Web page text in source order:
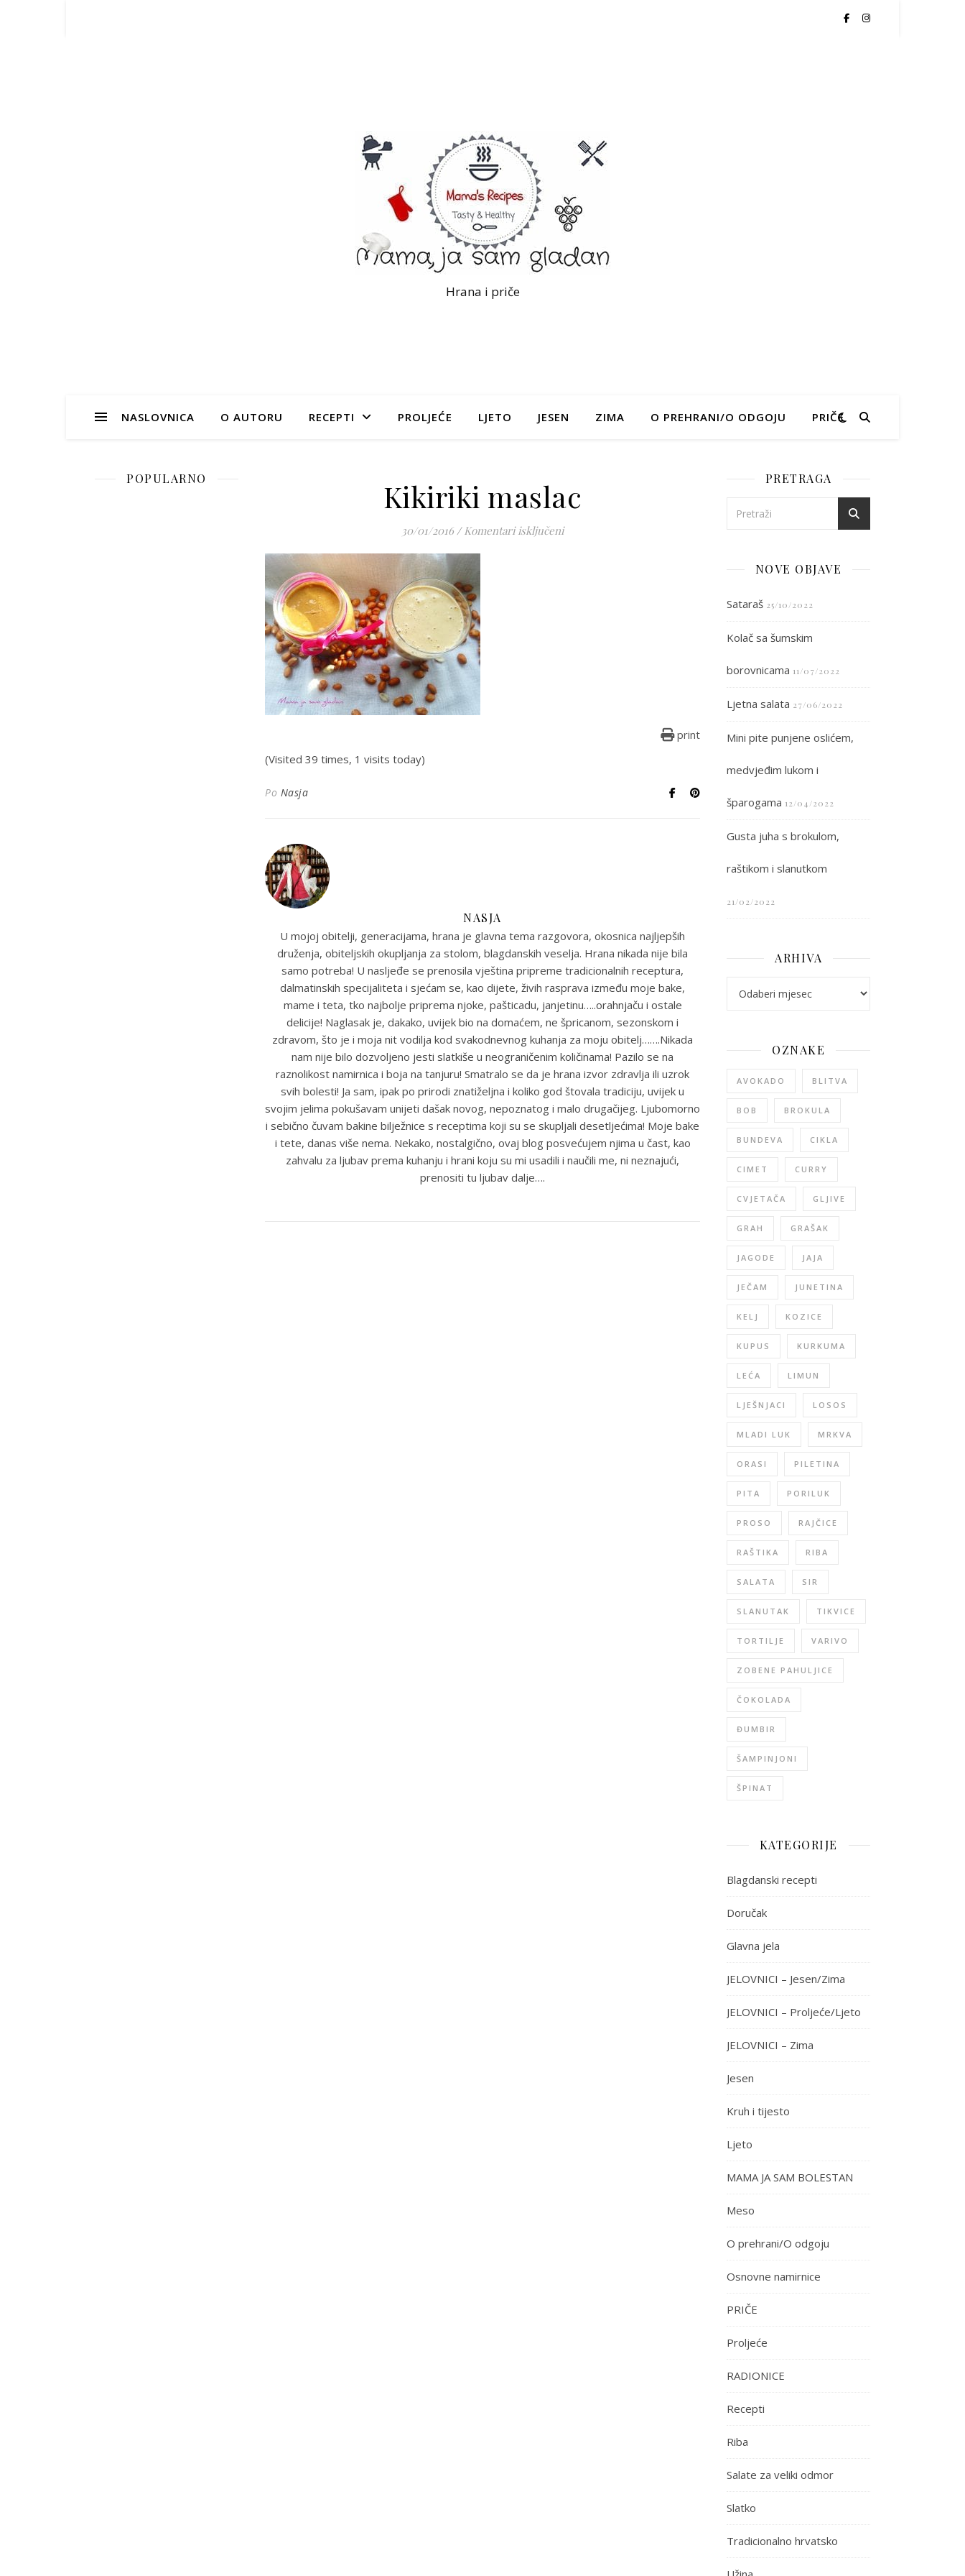
Hrana i priče
NASLOVNICA O AUTORU RECEPTI PROLJEĆE LJETO JESEN ZIMA O PREHRANI/O ODGOJU PRIČE
POPULARNO Kikiriki maslac
30/01/2016 / Komentari isključeniza Kikiriki maslac
print
(Visited 39 times, 1 visits today)
Po Nasja
NASJA
U mojoj obitelji, generacijama, hrana je glavna tema razgovora, okosnica najljepših
druženja, obiteljskih okupljanja za stolom, blagdanskih veselja. Hrana nikada nije bila
samo potreba! U nasljeđe se prenosila vještina pripreme tradicionalnih receptura,
dalmatinskih specijaliteta i sjećam se, kao dijete, živih rasprava između moje bake,
mame i teta, tko najbolje priprema njoke, pašticadu, janjetinu…..orahnjaču i ostale
delicije! Naglasak je, dakako, uvijek bio na domaćem, ne špricanom, sezonskom i
zdravom, što je i moja nit vodilja kod svakodnevnog kuhanja za moju obitelj…….Nikada
nam nije bilo dozvoljeno jesti slatkiše u neograničenim količinama! Pazilo se na
raznolikost namirnica i boja na tanjuru! Smatralo se da je hrana izvor zdravlja ili uzrok
svih bolesti! Ja sam, ipak po prirodi znatiželjna i koliko god štovala tradiciju, uvijek u
svojim jelima pokušavam unijeti dašak novog, nepoznatog i malo drugačijeg. Ljubomorno
i sebično čuvam bakine bilježnice s receptima koji su se skupljali desetljećima! Moje bake
i tete, danas više nema. Nekako, nostalgično, ovaj blog posvećujem njima u čast, kao
zahvalu za ljubav prema kuhanju i hrani koju su mi usadili i naučili me, ni neznajući,
prenositi tu ljubav dalje….
PRETRAGA
NOVE OBJAVE
Sataraš 25/10/2022
Kolač sa šumskim
borovnicama 11/07/2022
Ljetna salata 27/06/2022
Mini pite punjene oslićem,
medvjeđim lukom i
šparogama 12/04/2022
Gusta juha s brokulom,
raštikom i slanutkom
21/02/2022
ARHIVA
OZNAKE
AVOKADO BLITVA
BOB BROKULA
BUNDEVA CIKLA
CIMET CURRY
CVJETAČA GLJIVE
GRAH GRAŠAK
JAGODE JAJA
JEČAM JUNETINA
KELJ KOZICE
KUPUS KURKUMA
LEĆA LIMUN
LJEŠNJACI LOSOS
MLADI LUK MRKVA
ORASI PILETINA
PITA PORILUK
PROSO RAJČICE
RAŠTIKA RIBA
SALATA SIR
SLANUTAK TIKVICE
TORTILJE VARIVO
ZOBENE PAHULJICE
ČOKOLADA
ĐUMBIR
ŠAMPINJONI
ŠPINAT
KATEGORIJE
Blagdanski recepti
Doručak
Glavna jela
JELOVNICI – Jesen/Zima
JELOVNICI – Proljeće/Ljeto
JELOVNICI – Zima
Jesen
Kruh i tijesto
Ljeto
MAMA JA SAM BOLESTAN
Meso
O prehrani/O odgoju
Osnovne namirnice
PRIČE
Proljeće
RADIONICE
Recepti
Riba
Salate za veliki odmor
Slatko
Tradicionalno hrvatsko